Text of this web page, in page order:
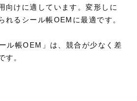
向けに適しています。変形しに
れるシール帳OEMに最適です。
ル帳OEM」は、競合が少なく差
す。